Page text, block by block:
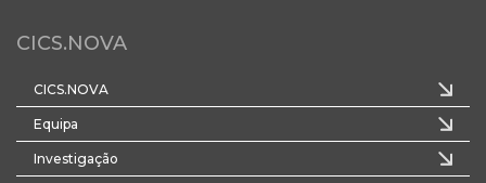
CICS.NOVA
CICS.NOVA
Equipa
Investigação